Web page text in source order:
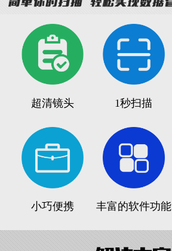
超清镜头 1秒扫描
小巧便携 丰富的软件功能